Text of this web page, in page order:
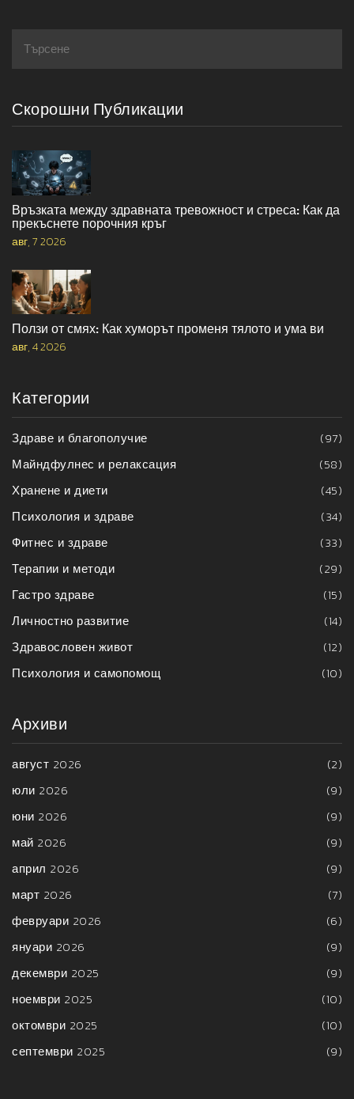
Скорошни Публикации
Връзката между здравната тревожност и стреса: Как да
прекъснете порочния кръг
авг, 7 2026
Ползи от смях: Как хуморът променя тялото и ума ви
авг, 4 2026
Категории
Здраве и благополучие
(97)
Майндфулнес и релаксация
(58)
Хранене и диети
(45)
Психология и здраве
(34)
Фитнес и здраве
(33)
Терапии и методи
(29)
Гастро здраве
(15)
Личностно развитие
(14)
Здравословен живот
(12)
Психология и самопомощ
(10)
Архиви
август 2026
(2)
юли 2026
(9)
юни 2026
(9)
май 2026
(9)
април 2026
(9)
март 2026
(7)
февруари 2026
(6)
януари 2026
(9)
декември 2025
(9)
ноември 2025
(10)
октомври 2025
(10)
септември 2025
(9)